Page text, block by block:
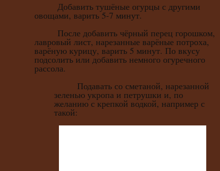
Добавить тушёные огурцы с другими
овощами, варить 5-7 минут.
После добавить чёрный перец горошком,
лавровый лист, нарезанные варёные потроха,
варёную курицу, варить 5 минут. По вкусу
подсолить или добавить немного огуречного
рассола.
Подавать со сметаной, нарезанной
зеленью укропа и петрушки и, по
желанию с крепкой водкой, например с
такой: